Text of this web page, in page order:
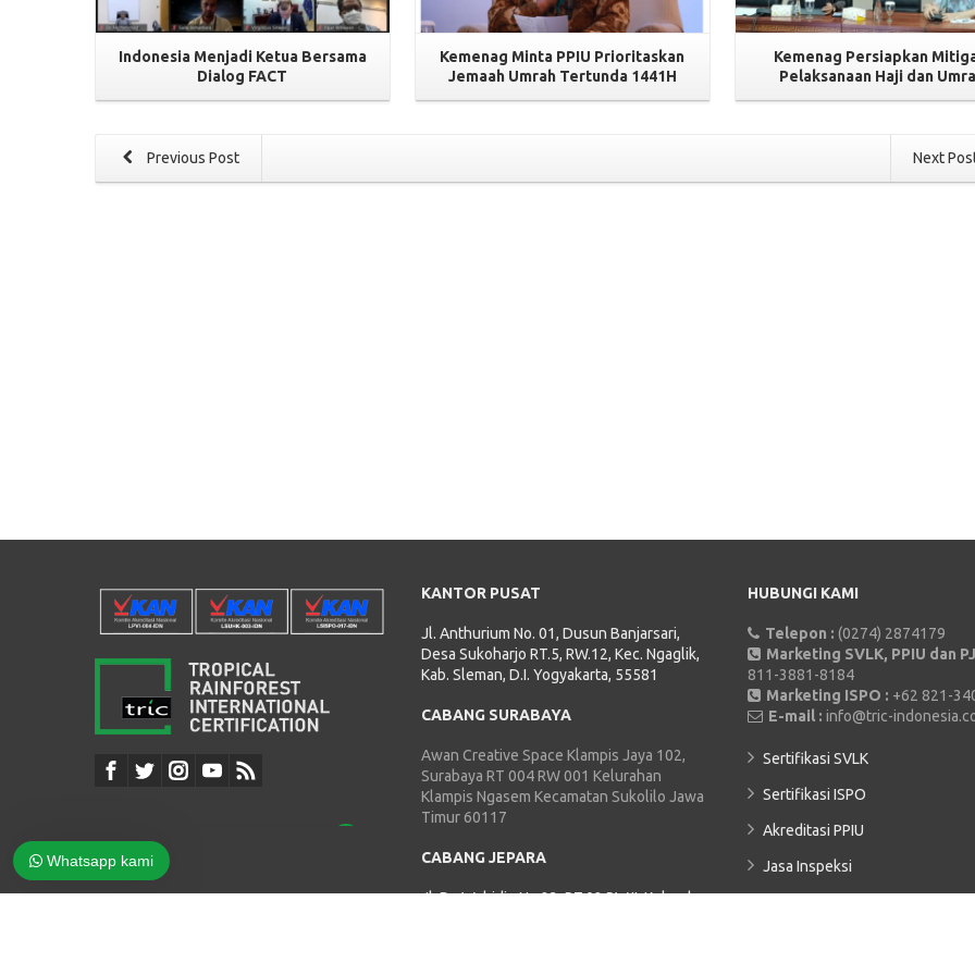
Indonesia Menjadi Ketua Bersama
Dialog FACT
Kemenag Minta PPIU Prioritaskan
Jemaah Umrah Tertunda 1441H
Kemenag Persiapkan
Pelaksanaan Haji dan
Next
Previous Post
KANTOR PUSAT
Jl. Anthurium No. 01, Dusun Banjarsari,
Desa Sukoharjo RT.5, RW.12, Kec. Ngaglik,
Kab. Sleman, D.I. Yogyakarta, 55581
CABANG SURABAYA
Awan Creative Space Klampis Jaya 102,
Surabaya RT 004 RW 001 Kelurahan
Klampis Ngasem Kecamatan Sukolilo Jawa
Timur 60117
CABANG JEPARA
Jl. Dr. Wahidin No.23, RT.02 RW.II, Kelurahan
HUBUNGI KAMI
Telepon : (0274) 2874179
Marketing SVLK, PPIU dan
811-3881-8184
Marketing ISPO : +62 821-
E-mail : info@tric-
Sertifikasi SVLK
Sertifikasi ISPO
Akreditasi PPIU
Jasa Inspeksi
pertanyaan Anda. Tanya kami apa saja!
Ulil Abshor
Marketing
Available
V-Legal
Whatsapp kami